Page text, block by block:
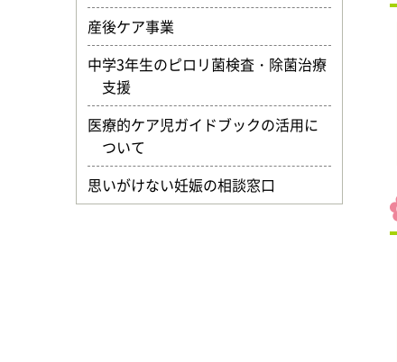
産後ケア事業
中学3年生のピロリ菌検査・除菌治療
支援
医療的ケア児ガイドブックの活用に
ついて
思いがけない妊娠の相談窓口